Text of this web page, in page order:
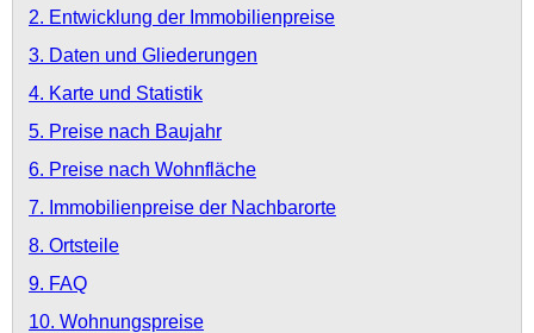
2. Entwicklung der Immobilienpreise
3. Daten und Gliederungen
4. Karte und Statistik
5. Preise nach Baujahr
6. Preise nach Wohnfläche
7. Immobilienpreise der Nachbarorte
8. Ortsteile
9. FAQ
10. Wohnungspreise